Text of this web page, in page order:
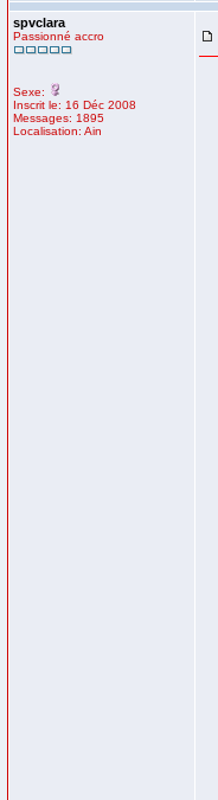
spvclara
Passionné accro
Sexe:
Inscrit le: 16 Déc 2008
Messages: 1895
Localisation: Ain